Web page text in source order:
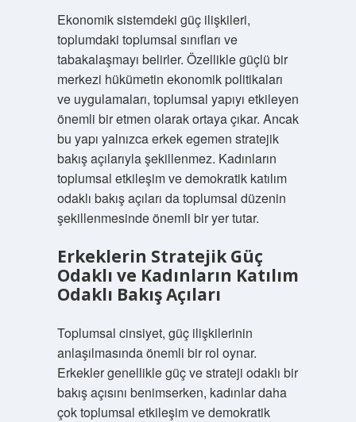
Ekonomik sistemdeki güç ilişkileri,
toplumdaki toplumsal sınıfları ve
tabakalaşmayı belirler. Özellikle güçlü bir
merkezi hükümetin ekonomik politikaları
ve uygulamaları, toplumsal yapıyı etkileyen
önemli bir etmen olarak ortaya çıkar. Ancak
bu yapı yalnızca erkek egemen stratejik
bakış açılarıyla şekillenmez. Kadınların
toplumsal etkileşim ve demokratik katılım
odaklı bakış açıları da toplumsal düzenin
şekillenmesinde önemli bir yer tutar.
Erkeklerin Stratejik Güç
Odaklı ve Kadınların Katılım
Odaklı Bakış Açıları
Toplumsal cinsiyet, güç ilişkilerinin
anlaşılmasında önemli bir rol oynar.
Erkekler genellikle güç ve strateji odaklı bir
bakış açısını benimserken, kadınlar daha
çok toplumsal etkileşim ve demokratik